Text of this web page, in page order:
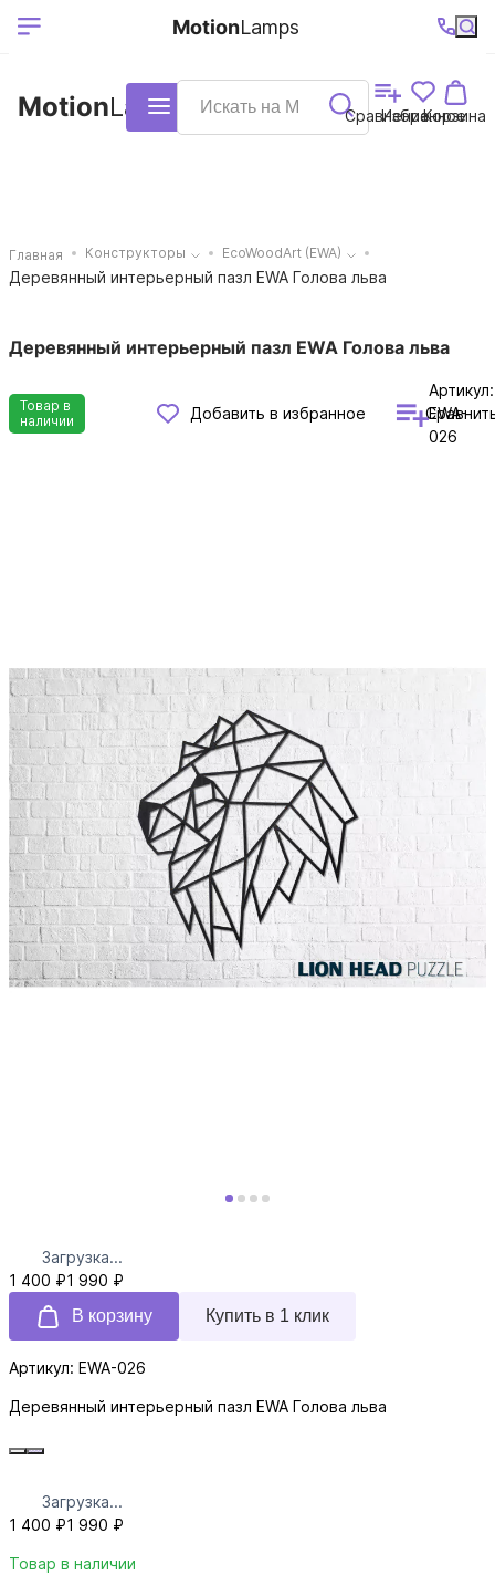
Ваш регион
Выберите ваш
+7 (495)740-
38-68
График
работы
MotionLamps Каталог Сравнение
Избранное
Корзина
MotionLamps
Главная Конструкторы EcoWoodArt (EWA)
Деревянный интерьерный пазл EWA Голова льва
Деревянный интерьерный пазл EWA Голова льва
Товар в
наличии
Добавить в избранное
Артикул:
EWA-
026
Загрузка...
1 400 ₽1 990 ₽
В корзину
Купить в 1 клик
Артикул: EWA-026
Деревянный интерьерный пазл EWA Голова льва
Загрузка...
1 400 ₽1 990 ₽
Товар в наличии